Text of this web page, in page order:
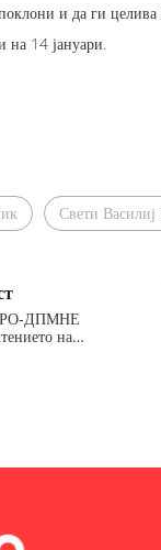
и да ги
на 14 јануари.
Свети
ДПМНЕ
на…